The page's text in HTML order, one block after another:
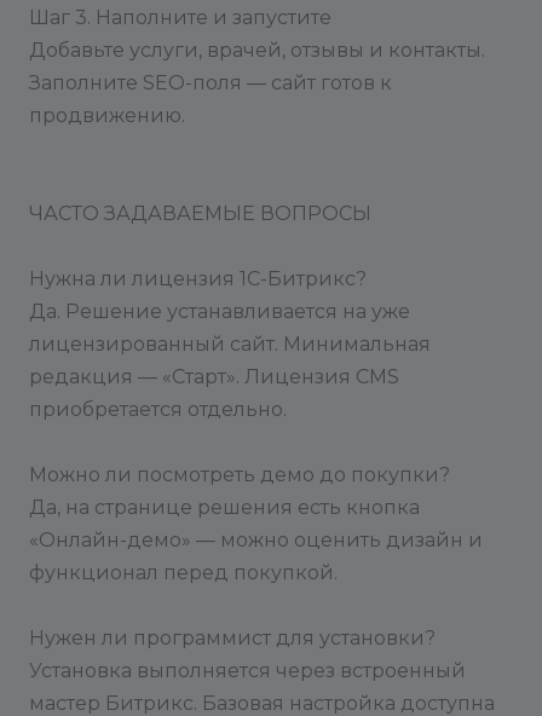
Шаг 3. Наполните и запустите
Добавьте услуги, врачей, отзывы и контакты.
Заполните SEO-поля — сайт готов к
продвижению.
ЧАСТО ЗАДАВАЕМЫЕ ВОПРОСЫ
Нужна ли лицензия 1С-Битрикс?
Да. Решение устанавливается на уже
лицензированный сайт. Минимальная
редакция — «Старт». Лицензия CMS
приобретается отдельно.
Можно ли посмотреть демо до покупки?
Да, на странице решения есть кнопка
«Онлайн-демо» — можно оценить дизайн и
функционал перед покупкой.
Нужен ли программист для установки?
Установка выполняется через встроенный
мастер Битрикс. Базовая настройка доступна